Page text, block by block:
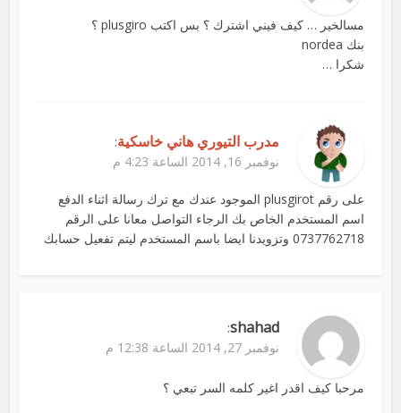
مسالخير … كيف فيني اشترك ؟ بس اكتب plusgiro ؟
بنك nordea
شكرا …
مدرب التيوري هاني خاسكية:
نوفمبر 16, 2014 الساعة 4:23 م
على رقم plusgirot الموجود عندك مع ترك رسالة اثناء الدفع
اسم المستخدم الخاص بك الرجاء التواصل معانا على الرقم
0737762718 وتزويدنا ايضا باسم المستخدم ليتم تفعيل حسابك
shahad
:
نوفمبر 27, 2014 الساعة 12:38 م
مرحبا كيف اقدر اغير كلمه السر تبعي ؟